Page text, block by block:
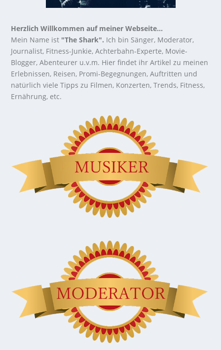
Herzlich Willkommen auf meiner Webseite...
Mein Name ist "The Shark". Ich bin Sänger, Moderator,
Journalist, Fitness-Junkie, Achterbahn-Experte, Movie-
Blogger, Abenteurer u.v.m. Hier findet ihr Artikel zu meinen
Erlebnissen, Reisen, Promi-Begegnungen, Auftritten und
natürlich viele Tipps zu Filmen, Konzerten, Trends, Fitness,
Ernährung, etc.